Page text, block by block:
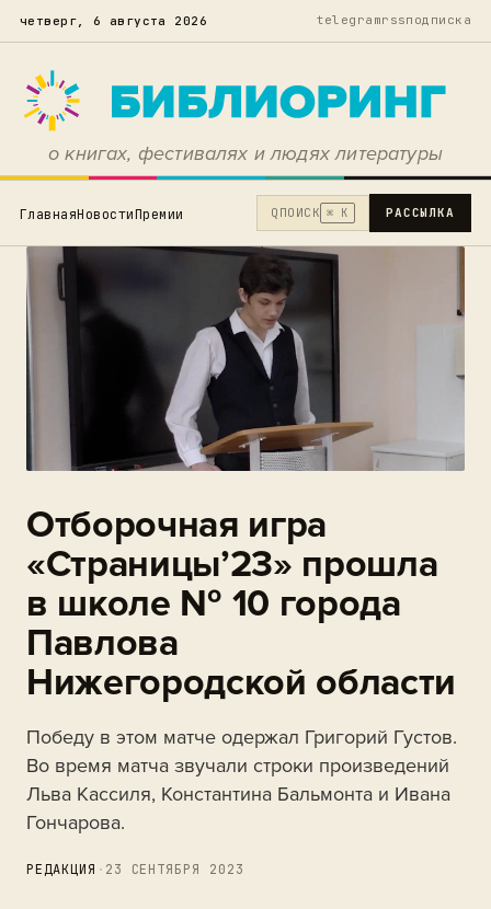
четверг, 6 августа 2026 telegramrssподписка
о книгах, фестивалях и людях литературы
ГлавнаяНовостиПремии Q ПОИСК ⌘ K РАССЫЛКА
Отборочная игра
«Страницы’23» прошла
в школе № 10 города
Павлова
Нижегородской области
Победу в этом матче одержал Григорий Густов.
Во время матча звучали строки произведений
Льва Кассиля, Константина Бальмонта и Ивана
Гончарова.
РЕДАКЦИЯ · 23 СЕНТЯБРЯ 2023